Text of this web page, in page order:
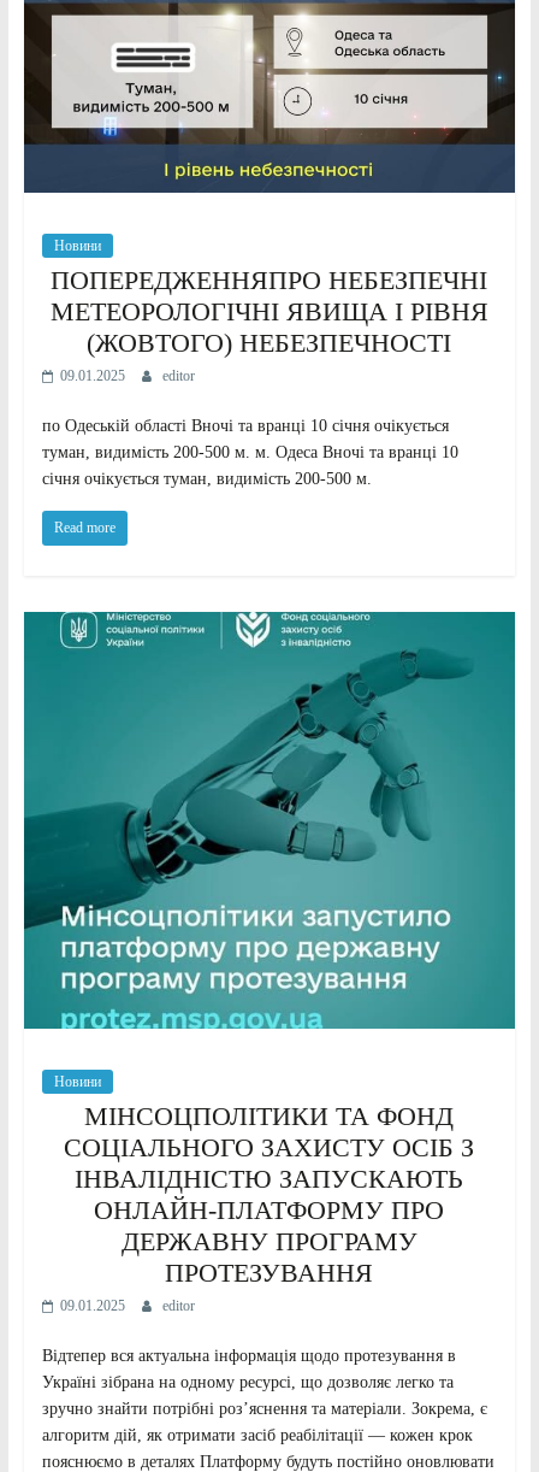
Новини
ПОПЕРЕДЖЕННЯПРО НЕБЕЗПЕЧНІ
МЕТЕОРОЛОГІЧНІ ЯВИЩА І РІВНЯ
(ЖОВТОГО) НЕБЕЗПЕЧНОСТІ
09.01.2025 editor
по Одеській області Вночі та вранці 10 січня очікується
туман, видимість 200-500 м. м. Одеса Вночі та вранці 10
січня очікується туман, видимість 200-500 м.
Read more
Новини
МІНСОЦПОЛІТИКИ ТА ФОНД
СОЦІАЛЬНОГО ЗАХИСТУ ОСІБ З
ІНВАЛІДНІСТЮ ЗАПУСКАЮТЬ
ОНЛАЙН-ПЛАТФОРМУ ПРО
ДЕРЖАВНУ ПРОГРАМУ
ПРОТЕЗУВАННЯ
09.01.2025 editor
Відтепер вся актуальна інформація щодо протезування в
Україні зібрана на одному ресурсі, що дозволяє легко та
зручно знайти потрібні роз’яснення та матеріали. Зокрема, є
алгоритм дій, як отримати засіб реабілітації — кожен крок
пояснюємо в деталях Платформу будуть постійно оновлювати